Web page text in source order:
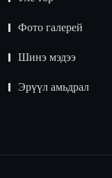
Фото галерей
Шинэ мэдээ
Эрүүл амьдрал